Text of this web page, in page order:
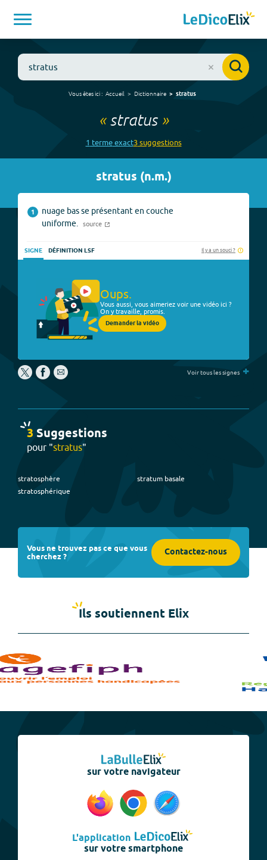
Vous êtes ici : Accueil Dictionnaire stratus
«stratus»
1 termeexact3suggestions
stratus (n.m.)
1
nuage bas se présentant en couche
uniforme.
source
SIGNE DÉFINITION LSF Il y a un souci ?
Oups.
Vous aussi, vous aimeriez voir une vidéo ici ?
On y travaille, promis.
Demander la vidéo
Voir tous les signes +
3 Suggestions
pour "stratus"
stratosphère
stratosphérique
stratum basale
Vous ne trouvez pas ce que vous
cherchez ? Contactez-nous
Ils soutiennent Elix
sur votre navigateur
L'application
sur votre smartphone